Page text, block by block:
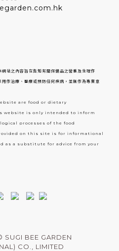
站之內容旨在告知有關保健品之營養及生理作
作治療、醫療或預防任何疾病，並無作為專業意
are food or dietary
website is only intended to inform
processes of the food
on this site is for informational
as a substitute for advice from your
SUGI BEE GARDEN
CO., LIMITED